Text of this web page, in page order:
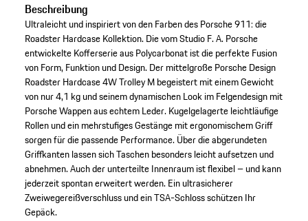
Beschreibung
Ultraleicht und inspiriert von den Farben des Porsche 911: die
Roadster Hardcase Kollektion. Die vom Studio F. A. Porsche
entwickelte Kofferserie aus Polycarbonat ist die perfekte Fusion
von Form, Funktion und Design. Der mittelgroße Porsche Design
Roadster Hardcase 4W Trolley M begeistert mit einem Gewicht
von nur 4,1 kg und seinem dynamischen Look im Felgendesign mit
Porsche Wappen aus echtem Leder. Kugelgelagerte leichtläufige
Rollen und ein mehrstufiges Gestänge mit ergonomischem Griff
sorgen für die passende Performance. Über die abgerundeten
Griffkanten lassen sich Taschen besonders leicht aufsetzen und
abnehmen. Auch der unterteilte Innenraum ist flexibel – und kann
jederzeit spontan erweitert werden. Ein ultrasicherer
Zweiwegereißverschluss und ein TSA-Schloss schützen Ihr
Gepäck.